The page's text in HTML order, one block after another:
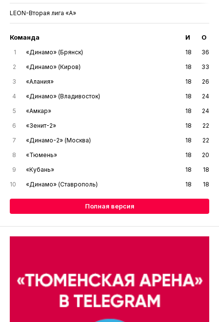
LEON-Вторая лига «А»
Команда И О
1 «Динамо» (Брянск) 18
36
2
«Динамо» (Киров) 18
33
3
«Алания» 18
26
4
«Динамо» (Владивосток) 18
24
5
«Амкар» 18
24
6
«Зенит-2» 18
22
7
«Динамо-2» (Москва) 18
22
8
«Тюмень» 18
20
9
«Кубань» 18
18
10
«Динамо» (Ставрополь) 18 18
Полная версия